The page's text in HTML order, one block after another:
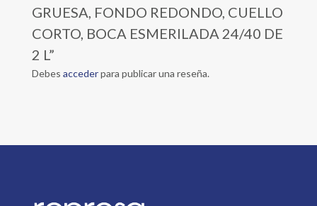
GRUESA, FONDO REDONDO, CUELLO
CORTO, BOCA ESMERILADA 24/40 DE
2 L”
Debes accederpara publicar una reseña.